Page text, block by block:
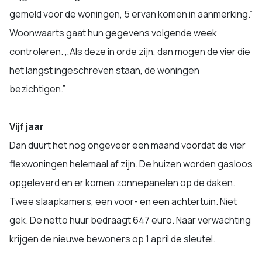
gemeld voor de woningen, 5 ervan komen in aanmerking.”
Woonwaarts gaat hun gegevens volgende week
controleren. ,,Als deze in orde zijn, dan mogen de vier die
het langst ingeschreven staan, de woningen
bezichtigen.”
Vijf jaar
Dan duurt het nog ongeveer een maand voordat de vier
flexwoningen helemaal af zijn. De huizen worden gasloos
opgeleverd en er komen zonnepanelen op de daken.
Twee slaapkamers, een voor- en een achtertuin. Niet
gek. De netto huur bedraagt 647 euro. Naar verwachting
krijgen de nieuwe bewoners op 1 april de sleutel.